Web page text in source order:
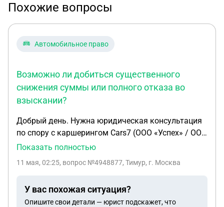
Похожие вопросы
Автомобильное право
Возможно ли добиться существенного
снижения суммы или полного отказа во
взыскании?
Добрый день. Нужна юридическая консультация
по спору с каршерингом Cars7 (ООО «Успех» / ООО
«Драйв ТТ»). Ситуация следующая: Я арендовал
каршеринга Cars7. Во время аренды использовал
(разгоны, высокие обороты двигателя и т.д.),
однако ДТП, повреждений автомобиля,
Показать полностью
11 мая, 02:25, вопрос №4948877, Тимур, г. Москва
У вас похожая ситуация?
Опишите свои детали — юрист подскажет, что